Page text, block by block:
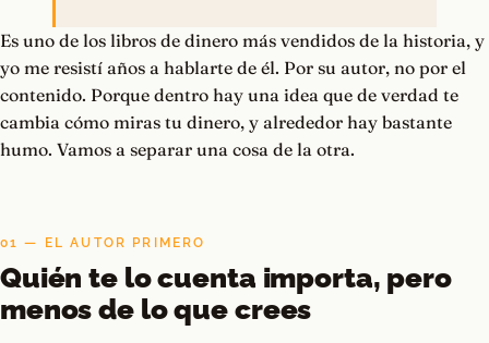
Es uno de los libros de dinero más vendidos de la historia, y
yo me resistí años a hablarte de él. Por su autor, no por el
contenido. Porque dentro hay una idea que de verdad te
cambia cómo miras tu dinero, y alrededor hay bastante
humo. Vamos a separar una cosa de la otra.
01 — EL AUTOR PRIMERO
Quién te lo cuenta importa, pero
menos de lo que crees